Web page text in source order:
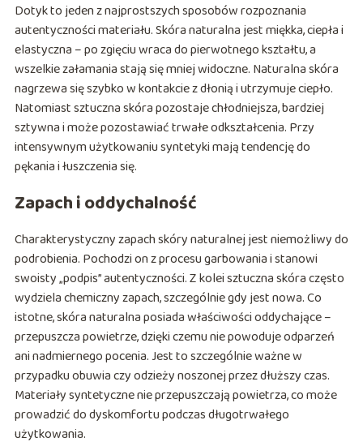
Dotyk to jeden z najprostszych sposobów rozpoznania
autentyczności materiału. Skóra naturalna jest miękka, ciepła i
elastyczna – po zgięciu wraca do pierwotnego kształtu, a
wszelkie załamania stają się mniej widoczne. Naturalna skóra
nagrzewa się szybko w kontakcie z dłonią i utrzymuje ciepło.
Natomiast sztuczna skóra pozostaje chłodniejsza, bardziej
sztywna i może pozostawiać trwałe odkształcenia. Przy
intensywnym użytkowaniu syntetyki mają tendencję do
pękania i łuszczenia się.
Zapach i oddychalność
Charakterystyczny zapach skóry naturalnej jest niemożliwy do
podrobienia. Pochodzi on z procesu garbowania i stanowi
swoisty „podpis” autentyczności. Z kolei sztuczna skóra często
wydziela chemiczny zapach, szczególnie gdy jest nowa. Co
istotne, skóra naturalna posiada właściwości oddychające –
przepuszcza powietrze, dzięki czemu nie powoduje odparzeń
ani nadmiernego pocenia. Jest to szczególnie ważne w
przypadku obuwia czy odzieży noszonej przez dłuższy czas.
Materiały syntetyczne nie przepuszczają powietrza, co może
prowadzić do dyskomfortu podczas długotrwałego
użytkowania.